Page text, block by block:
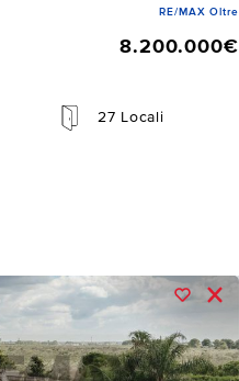
RE/MAX Oltre
8.200.000€
27 Locali